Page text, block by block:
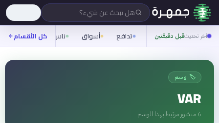
هل تبحث عن شيء؟
آخر تحديثقبل دقيقتين تدافع أسواق ناس روح
كل الأقسام
🏷️ وسم
VAR
6 منشور مرتبط بهذا الوسم